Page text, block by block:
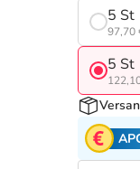
5 St
97,70
5 St